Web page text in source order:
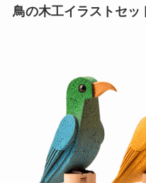
鳥の木工イラストセ